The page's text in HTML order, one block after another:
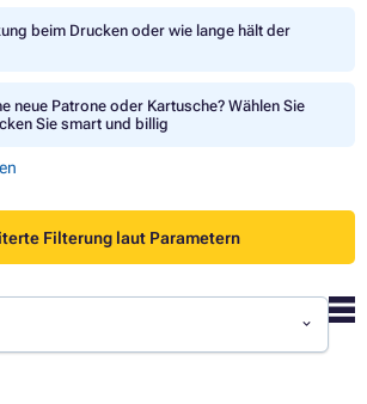
beim Drucken oder wie lange hält der
neue Patrone oder Kartusche? Wählen Sie
Sie smart und billig
Filterung laut Parametern